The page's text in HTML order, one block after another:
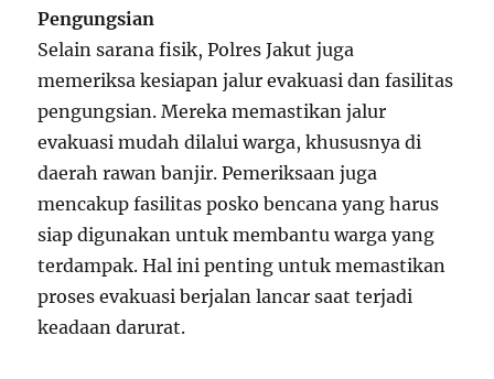
Pengungsian
Selain sarana fisik, Polres Jakut juga
memeriksa kesiapan jalur evakuasi dan fasilitas
pengungsian. Mereka memastikan jalur
evakuasi mudah dilalui warga, khususnya di
daerah rawan banjir. Pemeriksaan juga
mencakup fasilitas posko bencana yang harus
siap digunakan untuk membantu warga yang
terdampak. Hal ini penting untuk memastikan
proses evakuasi berjalan lancar saat terjadi
keadaan darurat.